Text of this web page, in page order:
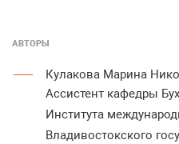
АВТОРЫ
Кулакова Марина
Ассистент кафедры
Института
Владивостокского